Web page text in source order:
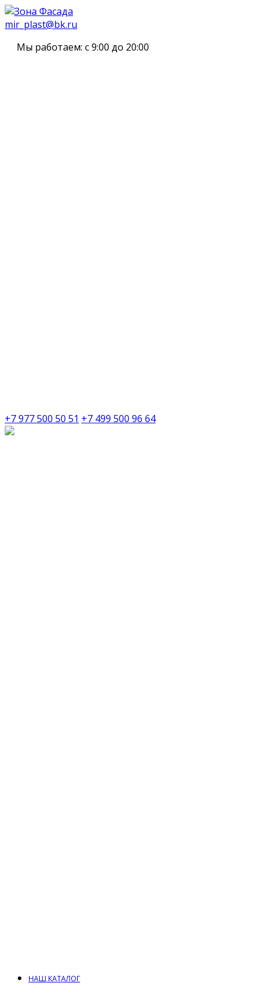
mir_plast@bk.ru
Мы работаем: с 9:00 до 20:00
+7 977 500 50 51 +7 499 500 96 64
НАШ КАТАЛОГ